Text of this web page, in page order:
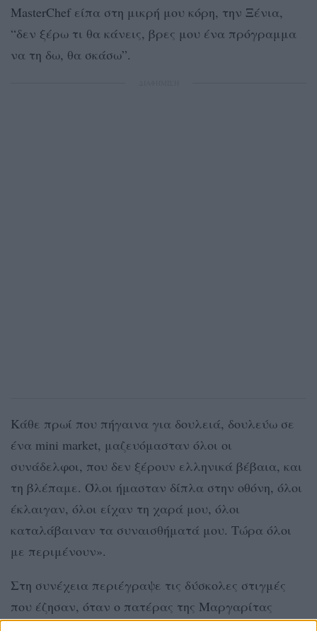
MasterChef είπα στη μικρή μου κόρη, την Ξένια,
“δεν ξέρω τι θα κάνεις, βρες μου ένα πρόγραμμα
να τη δω, θα σκάσω”.
Κάθε πρωί που πήγαινα για δουλειά, δουλεύω σε
ένα mini market, μαζευόμασταν όλοι οι
συνάδελφοι, που δεν ξέρουν ελληνικά βέβαια, και
τη βλέπαμε. Όλοι ήμασταν δίπλα στην οθόνη, όλοι
έκλαιγαν, όλοι είχαν τη χαρά μου, όλοι
καταλάβαιναν τα συναισθήματά μου. Τώρα όλοι
με περιμένουν».
Στη συνέχεια περιέγραψε τις δύσκολες στιγμές
που έζησαν, όταν ο πατέρας της Μαργαρίτας